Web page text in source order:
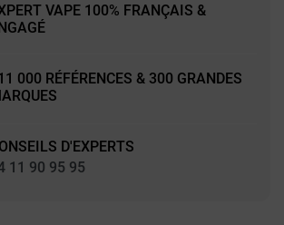
VAPE 100% FRANÇAIS &
000 RÉFÉRENCES & 300 GRANDES
D'EXPERTS
11 90 95 95